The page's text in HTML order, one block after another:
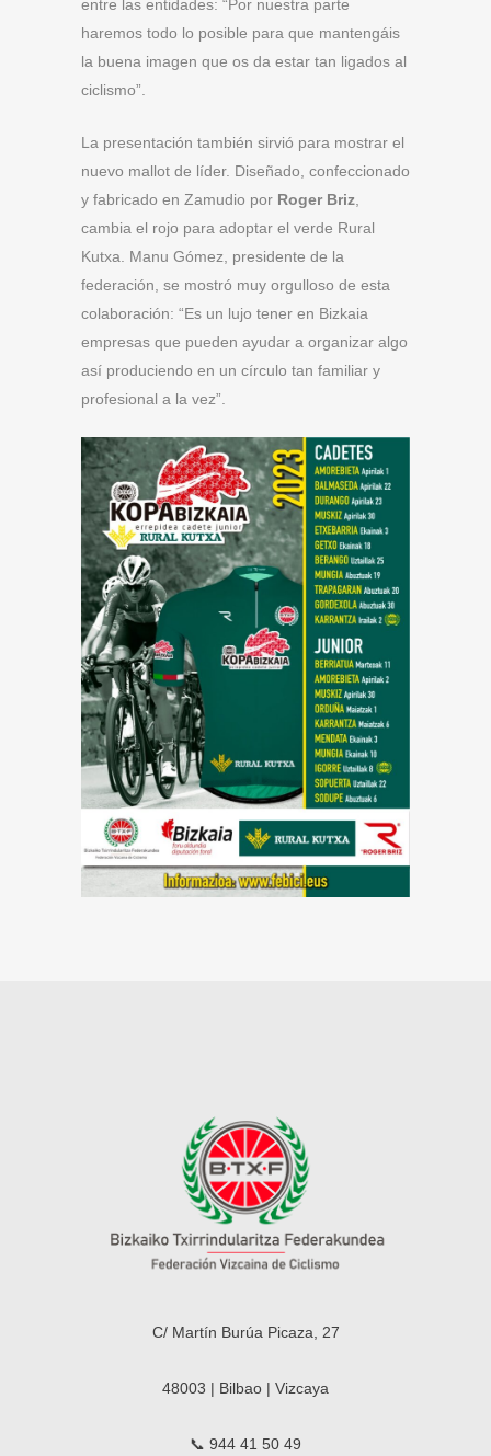
entre las entidades: “Por nuestra parte
haremos todo lo posible para que mantengáis
la buena imagen que os da estar tan ligados al
ciclismo”.
La presentación también sirvió para mostrar el
nuevo mallot de líder. Diseñado, confeccionado
y fabricado en Zamudio por Roger Briz
cambia el rojo para adoptar el verde Rural
Kutxa. Manu Gómez, presidente de la
federación, se mostró muy orgulloso de esta
colaboración: “Es un lujo tener en Bizkaia
empresas que pueden ayudar a organizar algo
así produciendo en un círculo tan familiar y
profesional a la vez”.
C/ Martín Burúa Picaza, 27
48003 | Bilbao | Vizcaya
📞 944 41 50 49